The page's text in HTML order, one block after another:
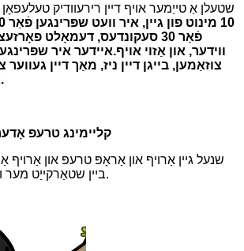
שטעלן אַ טייַמער אויף דיין רירעוודיק
פֿאַר 30 סעקונדעס, דעמאָלט
ווידער, און אַזוי אויף.איידער איר
צוזאַמען, בייגן דיין ניז, מאַך דיין געווער
אַרויף יקספּלאָוסיוו.
.קליימינג טרעפּ
שנעל גיין אַרויף און אַראָפּ טרעפּ און אַרויף
ביין שטאַרקייַט מער ווי גיין אויף גלייַך ערד.